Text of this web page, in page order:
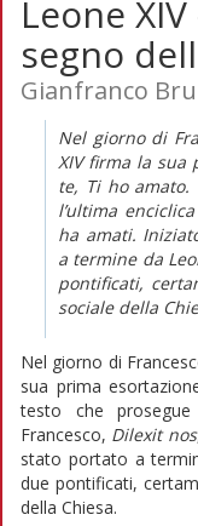
Leone
segno
Gianfranco
Nel giorno di
XIV firma la sua
te, Ti ho amato.
l’ultima
ha amati.
a termine da
pontificati,
sociale della
Nel giorno di
sua prima
testo che prosegue
Francesco, Dilexit nos
stato portato a
due pontificati,
della Chiesa.